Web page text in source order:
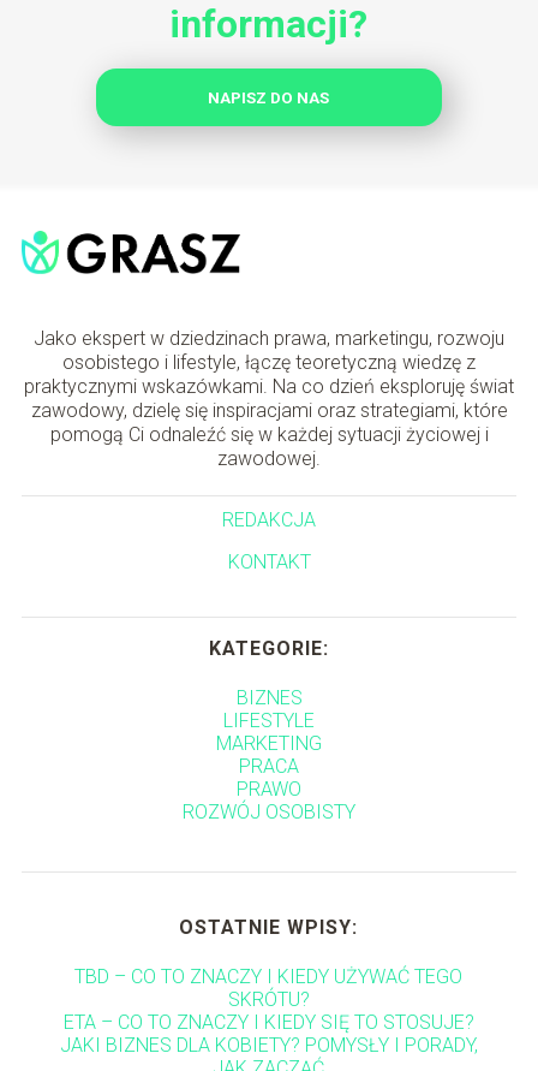
informacji?
NAPISZ DO NAS
Jako ekspert w dziedzinach prawa, marketingu, rozwoju
osobistego i lifestyle, łączę teoretyczną wiedzę z
praktycznymi wskazówkami. Na co dzień eksploruję świat
zawodowy, dzielę się inspiracjami oraz strategiami, które
pomogą Ci odnaleźć się w każdej sytuacji życiowej i
zawodowej.
REDAKCJA
KONTAKT
KATEGORIE:
BIZNES
LIFESTYLE
MARKETING
PRACA
PRAWO
ROZWÓJ OSOBISTY
OSTATNIE WPISY:
TBD – CO TO ZNACZY I KIEDY UŻYWAĆ TEGO
SKRÓTU?
ETA – CO TO ZNACZY I KIEDY SIĘ TO STOSUJE?
JAKI BIZNES DLA KOBIETY? POMYSŁY I PORADY,